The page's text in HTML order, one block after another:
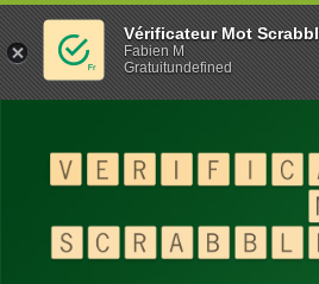
Vérificateur Mot
Fabien M
Gratuitundefined